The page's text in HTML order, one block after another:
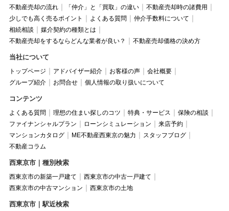
不動産売却の流れ
「仲介」と「買取」の違い
不動産売却時の諸費用
少しでも高く売るポイント
よくある質問
仲介手数料について
相続相談
媒介契約の種類とは
不動産売却をするならどんな業者が良い？
不動産売却価格の決め方
当社について
トップページ アドバイザー紹介 お客様の声
会社概要
グループ紹介
お問合せ 個人情報の取り扱いについて
コンテンツ
よくある質問 理想の住まい探しのコツ 特典・サービス
保険の相談
ファイナンシャルプラン
ローンシミュレーション
来店予約
マンションカタログ
ME不動産西東京の魅力
スタッフブログ
不動産コラム
西東京市｜種別検索
西東京市の新築一戸建て
西東京市の中古一戸建て
西東京市の中古マンション
西東京市の土地
西東京市｜駅近検索